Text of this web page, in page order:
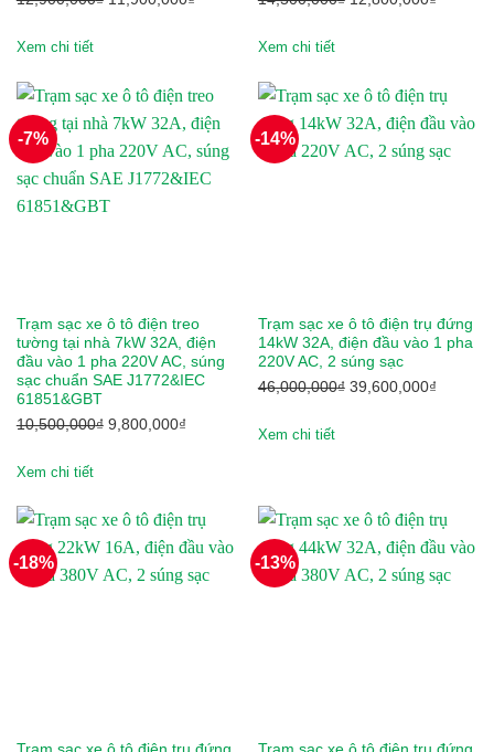
Tran E-car
Tùng Lâm
Vespa
Volkswagen Group
Wuling
Xmen
Yamaha
Yokohama
11,900,000₫.
Xem chi tiết Xem chi tiết
-7%
Trạm sạc xe ô tô điện treo
tường tại nhà 7kW 32A, điện
đầu vào 1 pha 220V AC, súng
sạc chuẩn SAE J1772&IEC
61851&GBT
10,500,000₫ Giá
9,800,000₫Giá
9,800,000₫.
Xem chi tiết
-14%
Trạm sạc xe ô tô điện trụ đứng
14kW 32A, điện đầu vào 1 pha
220V AC, 2 súng sạc
46,000,000₫ Giá
39,600,000₫Giá
Xem chi tiết
-18% -13%